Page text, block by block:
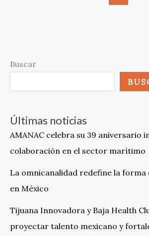
Buscar
Últimas noticias
AMANAC celebra su 39 aniversario
colaboración en el sector marítimo
La omnicanalidad redefine la forma
en México
Tijuana Innovadora y Baja Health
proyectar talento mexicano y